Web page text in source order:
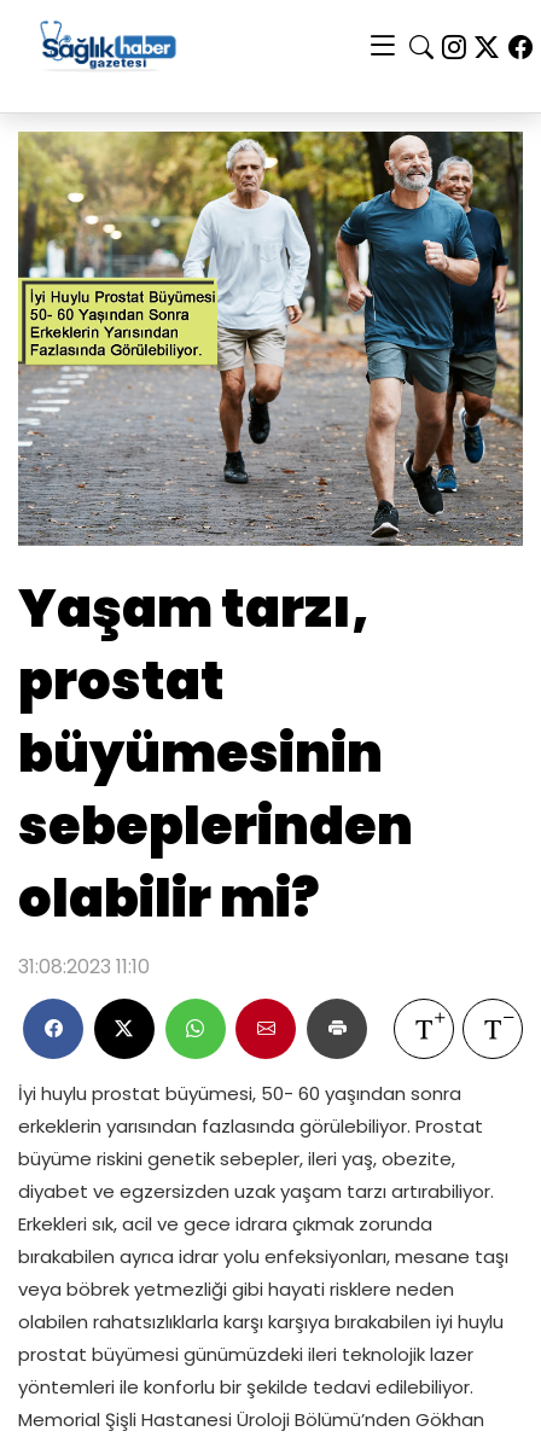
Yaşam tarzı,
prostat
büyümesinin
sebeplerinden
olabilir mi?
31:08:2023 11:10
İyi huylu prostat büyümesi, 50- 60 yaşından sonra
erkeklerin yarısından fazlasında görülebiliyor. Prostat
büyüme riskini genetik sebepler, ileri yaş, obezite,
diyabet ve egzersizden uzak yaşam tarzı artırabiliyor.
Erkekleri sık, acil ve gece idrara çıkmak zorunda
bırakabilen ayrıca idrar yolu enfeksiyonları, mesane taşı
veya böbrek yetmezliği gibi hayati risklere neden
olabilen rahatsızlıklarla karşı karşıya bırakabilen iyi huylu
prostat büyümesi günümüzdeki ileri teknolojik lazer
yöntemleri ile konforlu bir şekilde tedavi edilebiliyor.
Memorial Şişli Hastanesi Üroloji Bölümü’nden Gökhan